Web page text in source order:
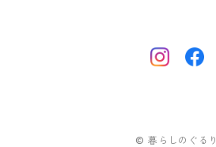
© 暮らしのぐるり